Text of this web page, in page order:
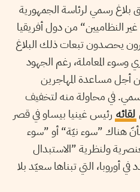
فيفري 2023، أطلق بلاغ رسمي لرئاسة الجمهورية
النظاميين“ من دول أفريقيا
يحصدون تبعات ذلك البلاغ
وسوء المعاملة، رغم الجهود
من أجل مساعدة المهاجرين
في محاولة منه لتخفيف
لقائه رئيس غينيا بيساو في قصر
يوم 08 مارس 2023 بأنّ هناك ”سوء نيّة“ أو ”سوء
ولنظرية ”الاستبدال
أوروبا، التي تبناها سعيّد بلا